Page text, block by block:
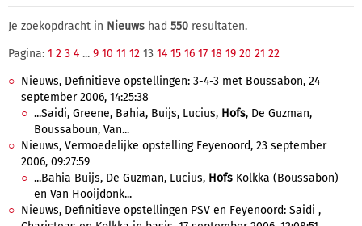
Je zoekopdracht in Nieuws had 550 resultaten.
Pagina: 1 2 3 4 ... 9 10 11 12 13 14 15 16 17 18 19 20 21 22
Nieuws, Definitieve opstellingen: 3-4-3 met Boussabon, 24
september 2006, 14:25:38
...Saidi, Greene, Bahia, Buijs, Lucius, Hofs, De Guzman,
Boussaboun, Van...
Nieuws, Vermoedelijke opstelling Feyenoord, 23 september
2006, 09:27:59
...Bahia Buijs, De Guzman, Lucius, Hofs Kolkka (Boussabon)
en Van Hooijdonk...
Nieuws, Definitieve opstellingen PSV en Feyenoord: Saidi ,